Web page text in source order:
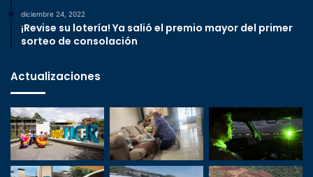
diciembre 24, 2022
¡Revise su lotería! Ya salió el premio mayor del primer
sorteo de consolación
Actualizaciones